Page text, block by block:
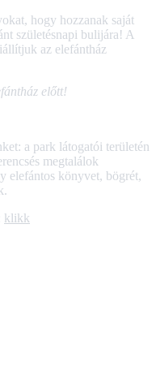
hogy hozzanak saját
születésnapi bulijára! A
az elefántház
előtt!
a park látogatói területén
megtalálok
elefántos könyvet, bögrét,
klikk